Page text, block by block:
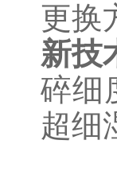
更换
新技
碎细
超细